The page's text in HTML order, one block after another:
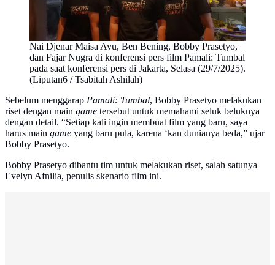
Nai Djenar Maisa Ayu, Ben Bening, Bobby Prasetyo,
dan Fajar Nugra di konferensi pers film Pamali: Tumbal
pada saat konferensi pers di Jakarta, Selasa (29/7/2025).
(Liputan6 / Tsabitah Ashilah)
Sebelum menggarap Pamali: Tumbal, Bobby Prasetyo melakukan
riset dengan main game tersebut untuk memahami seluk beluknya
dengan detail. “Setiap kali ingin membuat film yang baru, saya
harus main game yang baru pula, karena ‘kan dunianya beda,” ujar
Bobby Prasetyo.
Bobby Prasetyo dibantu tim untuk melakukan riset, salah satunya
Evelyn Afnilia, penulis skenario film ini.